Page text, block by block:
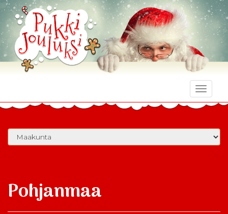
Toggle
Pohjanmaa